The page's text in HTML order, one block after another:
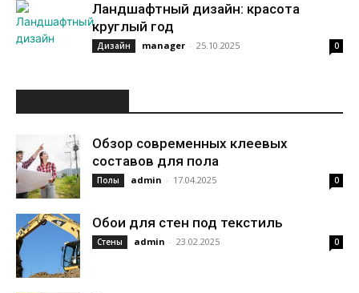
Ландшафтный дизайн: красота
круглый год
Дизайн manager - 25.10.2025 0
Обзор современных клеевых
составов для пола
Полы admin - 17.04.2025 0
Обои для стен под текстиль
Стены admin - 23.02.2025 0